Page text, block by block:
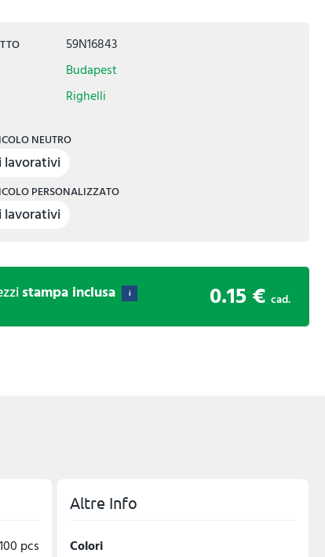
59N16843
Budapest
Righelli
NEUTRO
lavorativi
PERSONALIZZATO
lavorativi
stampa inclusa i 0.15 € cad.
100 pcs
Altre Info
Colori